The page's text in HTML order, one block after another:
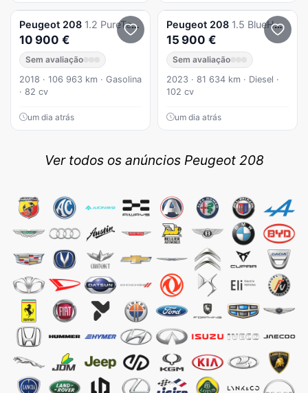
Peugeot 208 1.2 PureTech Active
10 900 €
Sem avaliação
2018 · 106 963 km · Gasolina
· 82 cv
um dia atrás
Peugeot 208 1.5 BlueHDi Active Pack
15 900 €
Sem avaliação
2023 · 81 634 km · Diesel ·
102 cv
um dia atrás
Ver todos os anúncios Peugeot 208